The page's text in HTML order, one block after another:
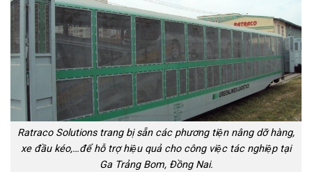
Ratraco Solutions trang bị sẵn các phương tiện nâng dỡ hàng,
xe đầu kéo,…để hỗ trợ hiệu quả cho công việc tác nghiệp tại
Ga Trảng Bom, Đồng Nai.